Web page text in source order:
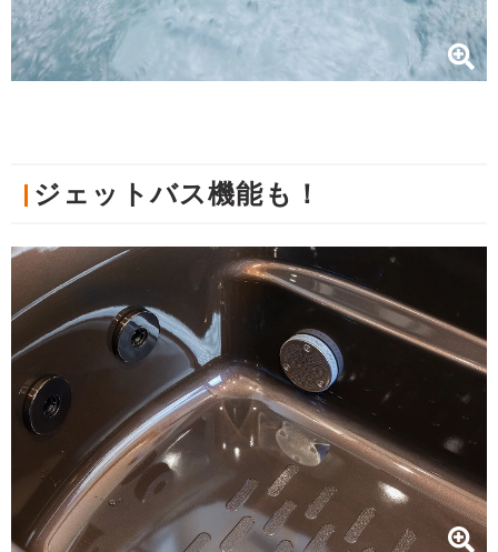
ジェットバス機能も！